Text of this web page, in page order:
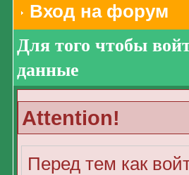
Вход на форум
Для того чтобы
данные
Attention!
Перед тем как